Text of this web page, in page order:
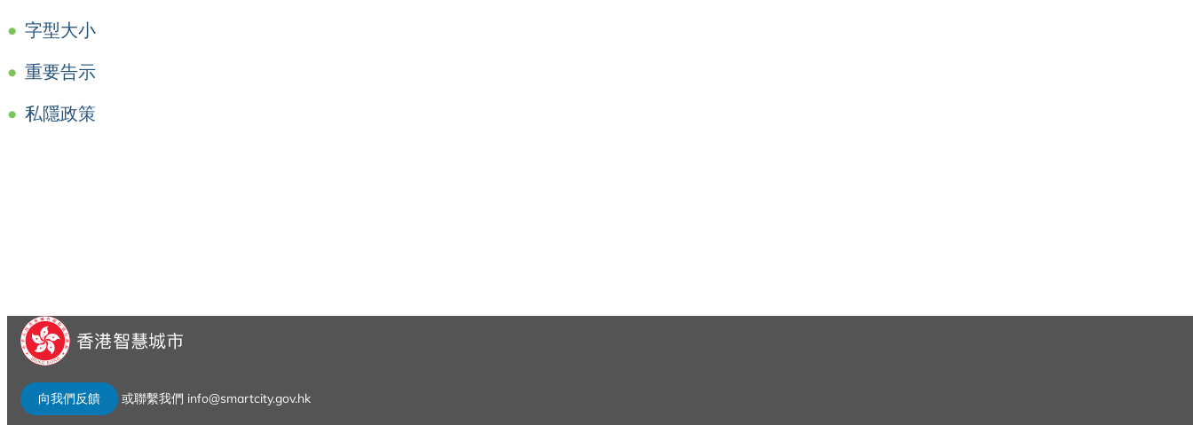
字型大小
重要告示
私隱政策
向我們反饋 或聯繫我們 info@smartcity.gov.hk
sfy39587stp16